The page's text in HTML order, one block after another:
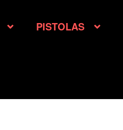
PISTOLAS